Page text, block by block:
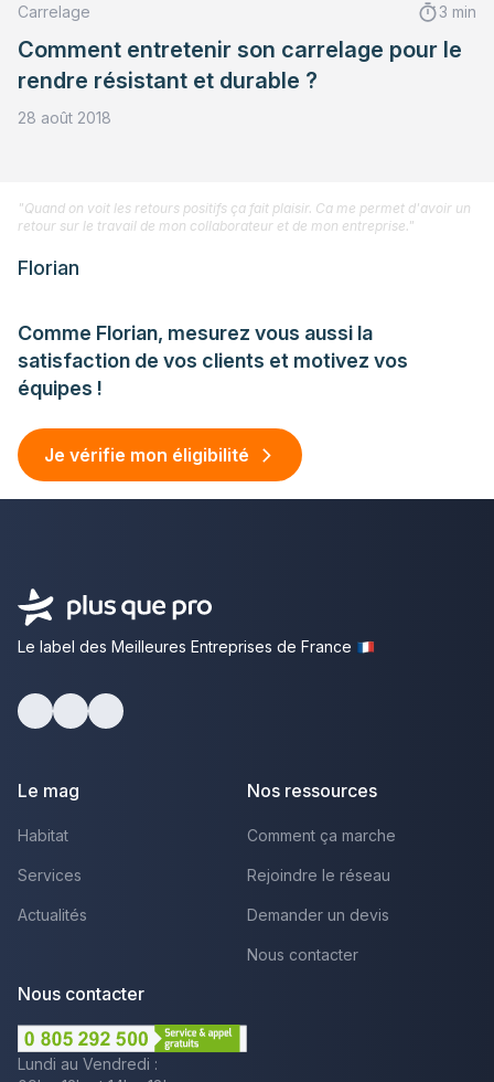
Carrelage 3 min
Comment entretenir son carrelage pour le
rendre résistant et durable ?
28 août 2018
Comme Florian, mesurez vous aussi la
satisfaction de vos clients et motivez vos
équipes !
Je vérifie mon éligibilité
"Quand on voit les retours positifs ça fait plaisir. Ca me permet d'avoir un
retour sur le travail de mon collaborateur et de mon entreprise."
Florian
Le label des Meilleures Entreprises de France
Le mag
Habitat
Services
Actualités
Nos ressources
Comment ça marche
Rejoindre le réseau
Demander un devis
Nous contacter
Nous contacter
Lundi au Vendredi :